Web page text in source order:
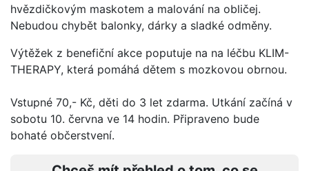
hvězdičkovým maskotem a malování na obličej.
Nebudou chybět balonky, dárky a sladké odměny.
Výtěžek z benefiční akce poputuje na na léčbu KLIM-
THERAPY, která pomáhá dětem s mozkovou obrnou.
Vstupné 70,- Kč, děti do 3 let zdarma. Utkání začíná v
sobotu 10. června ve 14 hodin. Připraveno bude
bohaté občerstvení.